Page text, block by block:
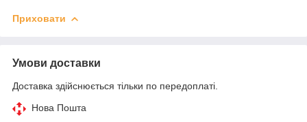
Приховати
Умови доставки
Доставка здійснюється тільки по передоплаті.
Нова Пошта